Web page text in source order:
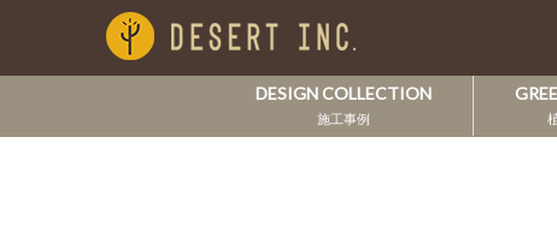
DESIGN COLLECTION
施工事例